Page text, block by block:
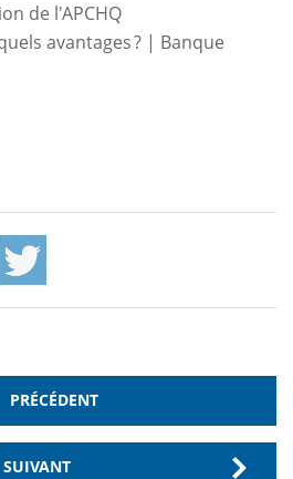
de l'APCHQ
avantages ? | Banque
PRÉCÉDENT
SUIVANT